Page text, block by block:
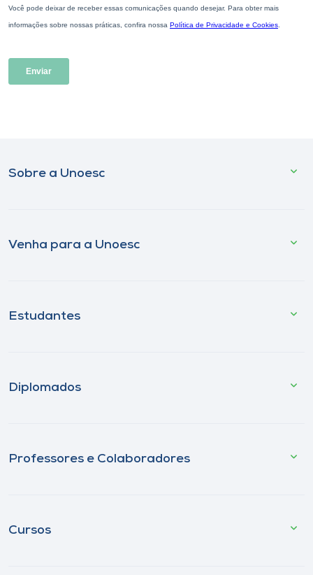
Sobre a Unoesc
Venha para a Unoesc
Estudantes
Diplomados
Professores e Colaboradores
Cursos